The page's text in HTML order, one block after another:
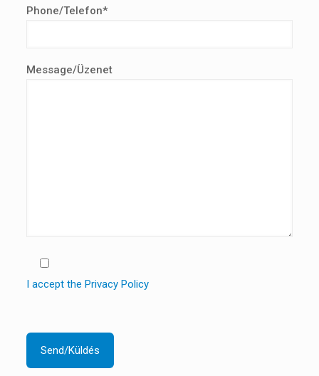
Phone/Telefon*
Message/Üzenet
I accept the Privacy Policy